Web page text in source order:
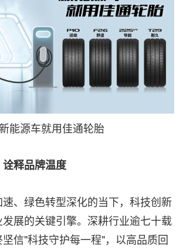
能源车就用佳通轮胎
释品牌温度
、绿色转型深化的当下，科技创新
展的关键引擎。深耕行业逾七十载
信"科技守护每一程"，以高品质回